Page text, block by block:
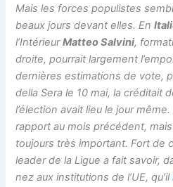
Mais les forces populistes
beaux jours devant elles. En
l’IntérieurMatteo Salvini,
droite, pourrait largement
dernières estimations de vote,
della Serale 10 mai, la créditait
l’élection avait lieu le jour
rapport au mois précédent,
toujours très important. Fort de
leader de la Ligue a fait savoir,
nez aux institutions de l’UE, qu’il